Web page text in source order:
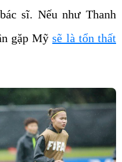
sĩ. Nếu như Thanh
gặp Mỹsẽ là tổn thất